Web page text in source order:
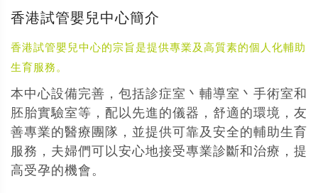
香港試管嬰兒中心簡介
香港試管嬰兒中心的宗旨是提供專業及高質素的個人化輔助
生育服務。
本中心設備完善，包括診症室丶輔導室丶手術室和
胚胎實驗室等，配以先進的儀器，舒適的環境，友
善專業的醫療團隊，並提供可靠及安全的輔助生育
服務，夫婦們可以安心地接受專業診斷和治療，提
高受孕的機會。